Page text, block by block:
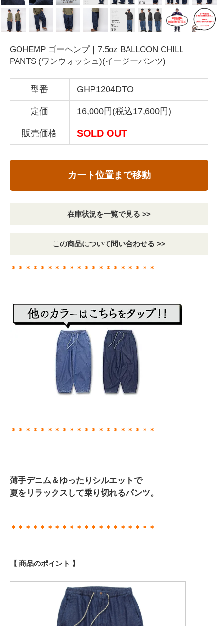
GOHEMP ゴーヘンプ｜7.5oz BALLOON CHILL
PANTS (ワンウォッシュ)(イージーパンツ)
型番 GHP1204DTO
定価 16,000円(税込17,600円)
販売価格 SOLD OUT
カート位置まで移動
在庫状況を一覧で見る >>
この商品について問い合わせる >>
＊＊＊＊＊＊＊＊＊＊＊＊＊＊＊＊＊＊＊＊
＊＊＊＊＊＊＊＊＊＊＊＊＊＊＊＊＊＊＊＊
薄手デニム＆ゆったりシルエットで
夏をリラックスして乗り切れるパンツ。
＊＊＊＊＊＊＊＊＊＊＊＊＊＊＊＊＊＊＊＊
【 商品のポイント 】